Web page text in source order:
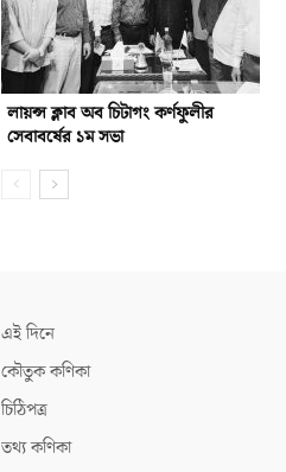
লায়ন্স ক্লাব অব চিটাগং কর্ণফুলীর
সেবাবর্ষের ১ম সভা
এই দিনে
কৌতুক কণিকা
চিঠিপত্র
তথ্য কণিকা